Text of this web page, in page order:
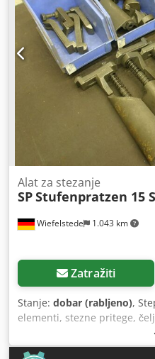
Wiefelstede 1.043 km
Alat za stezanje
SPStufenpratzen 15
Zatražiti
Stanje: dobar (rabljeno),
elementi, stezne pritege,
podlošci za stezanje, stezni
Visine stezanja: 15–240